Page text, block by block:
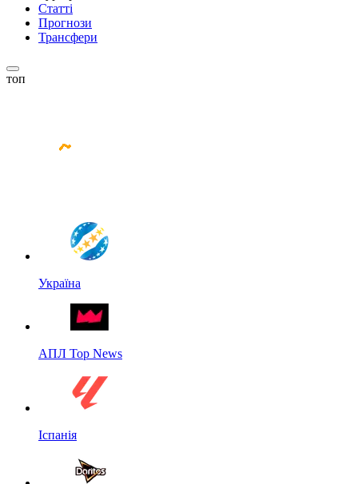
Статті
Прогнози
Трансфери
топ
Україна
АПЛ Top News
Іспанія